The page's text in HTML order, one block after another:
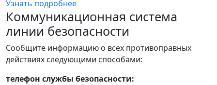
Узнать подробнее
Коммуникационная система
линии безопасности
Сообщите информацию о всех противоправных
действиях следующими способами:
телефон службы безопасности: